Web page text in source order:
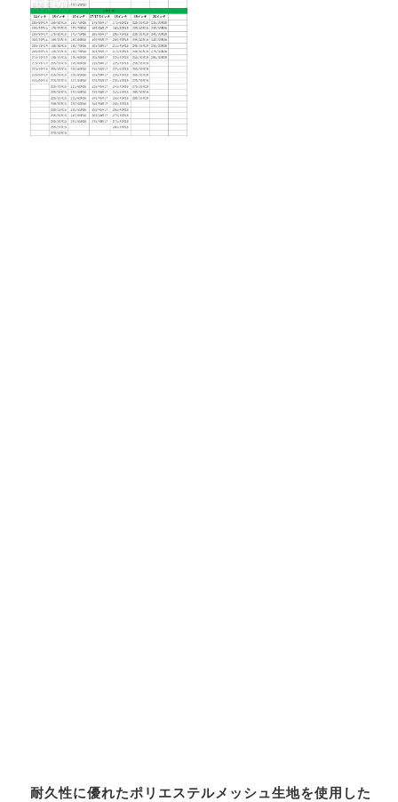
耐久性に優れたポリエステルメッシュ生地を使用した